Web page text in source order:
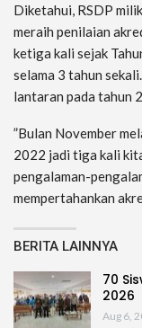
Diketahui, RSDP
meraih penilaian
ketiga kali sejak
selama 3 tahun
lantaran pada tahun
”Bulan November
2022 jadi tiga kali
pengalaman-
mempertahankan
BERITA LAINNYA
70
2026
Aug 6,